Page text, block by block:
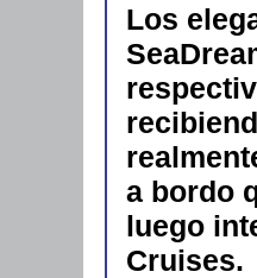
Los
a bordo
luego
Cruises.